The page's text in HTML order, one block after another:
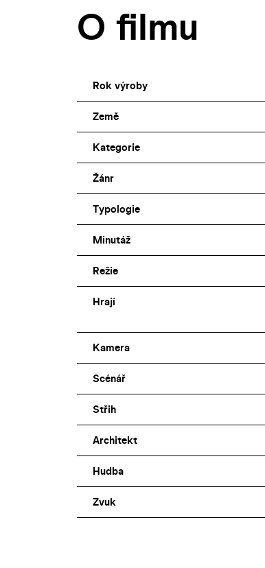
O filmu
Rok výroby
Země
Kategorie
Žánr
Typologie
Minutáž
Režie
Hrají
Kamera
Scénář
Střih
Architekt
Hudba
Zvuk